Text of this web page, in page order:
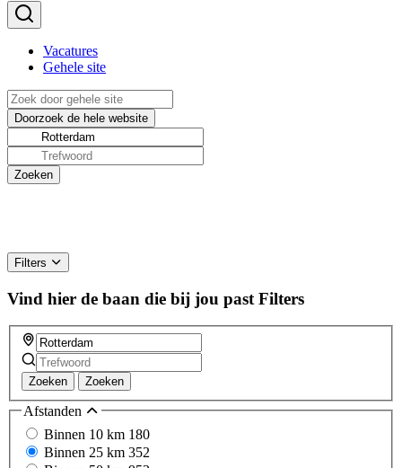
Vacatures
Gehele site
Filters
Vind hier de baan die bij jou past Filters
Zoeken Zoeken
Afstanden
Binnen 10 km 180
Binnen 25 km 352